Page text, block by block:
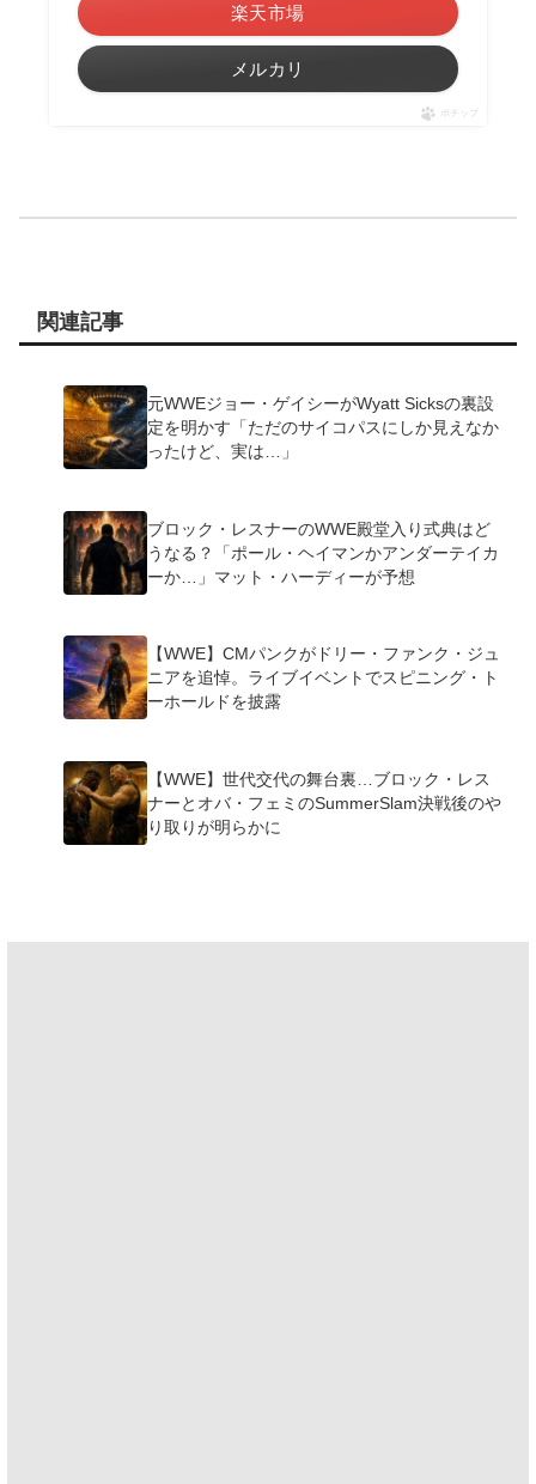
楽天市場
メルカリ
ポチップ
関連記事
元WWEジョー・ゲイシーがWyatt Sicksの裏設
定を明かす「ただのサイコパスにしか見えなか
ったけど、実は…」
ブロック・レスナーのWWE殿堂入り式典はど
うなる？「ポール・ヘイマンかアンダーテイカ
ーか…」マット・ハーディーが予想
【WWE】CMパンクがドリー・ファンク・ジュ
ニアを追悼。ライブイベントでスピニング・ト
ーホールドを披露
【WWE】世代交代の舞台裏…ブロック・レス
ナーとオバ・フェミのSummerSlam決戦後のや
り取りが明らかに